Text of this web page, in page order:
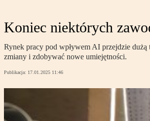
Koniec niektórych
Rynek pracy pod wpływem AI przejdzie
zmiany i zdobywać nowe umiejętności.
Publikacja: 17.01.2025 11:46